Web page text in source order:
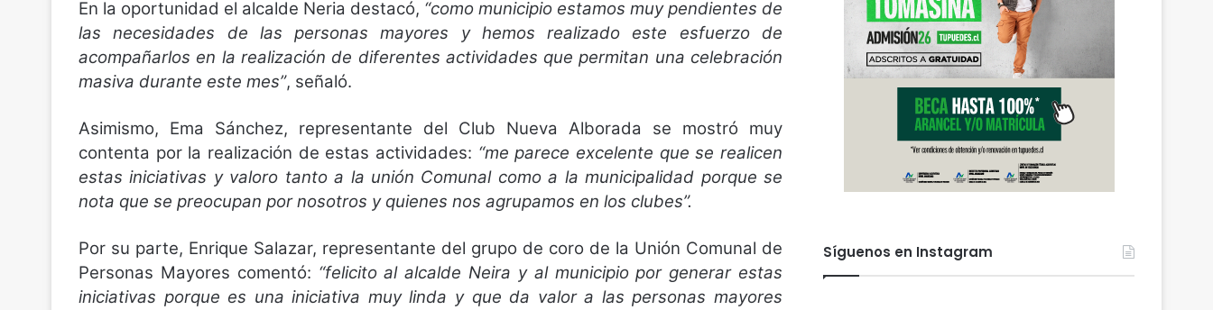
En la oportunidad el alcalde Neria destacó, “como municipio estamos muy pendientes de
las necesidades de las personas mayores y hemos realizado este esfuerzo de
acompañarlos en la realización de diferentes actividades que permitan una celebración
masiva durante este mes”, señaló.
Asimismo, Ema Sánchez, representante del Club Nueva Alborada se mostró muy
contenta por la realización de estas actividades: “me parece excelente que se realicen
estas iniciativas y valoro tanto a la unión Comunal como a la municipalidad porque se
nota que se preocupan por nosotros y quienes nos agrupamos en los clubes”.
Por su parte, Enrique Salazar, representante del grupo de coro de la Unión Comunal de
Personas Mayores comentó: “felicito al alcalde Neira y al municipio por generar estas
iniciativas porque es una iniciativa muy linda y que da valor a las personas mayores
Síguenos en Instagram